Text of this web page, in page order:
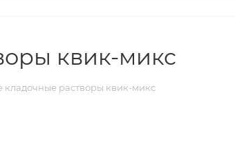
квик-микс
кладочные растворы квик-микс